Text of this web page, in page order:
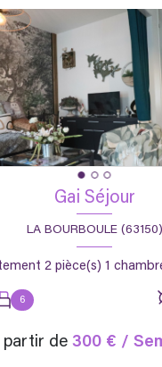
Gai Séjour
LA BOURBOULE (63150)
6
partir de300 € /